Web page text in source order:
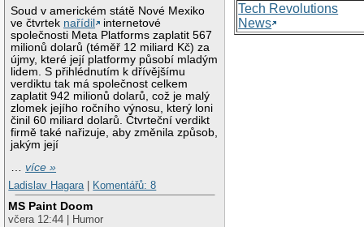
Soud v americkém státě Nové Mexiko
ve čtvrtek nařídil
internetové
společnosti Meta Platforms zaplatit 567
milionů dolarů (téměř 12 miliard Kč) za
újmy, které její platformy působí mladým
lidem. S přihlédnutím k dřívějšímu
verdiktu tak má společnost celkem
zaplatit 942 milionů dolarů, což je malý
zlomek jejího ročního výnosu, který loni
činil 60 miliard dolarů. Čtvrteční verdikt
firmě také nařizuje, aby změnila způsob,
jakým její
…více »
Ladislav Hagara
Komentářů: 8
MS Paint Doom
včera 12:44 | Humor
Tech Revolutions
News